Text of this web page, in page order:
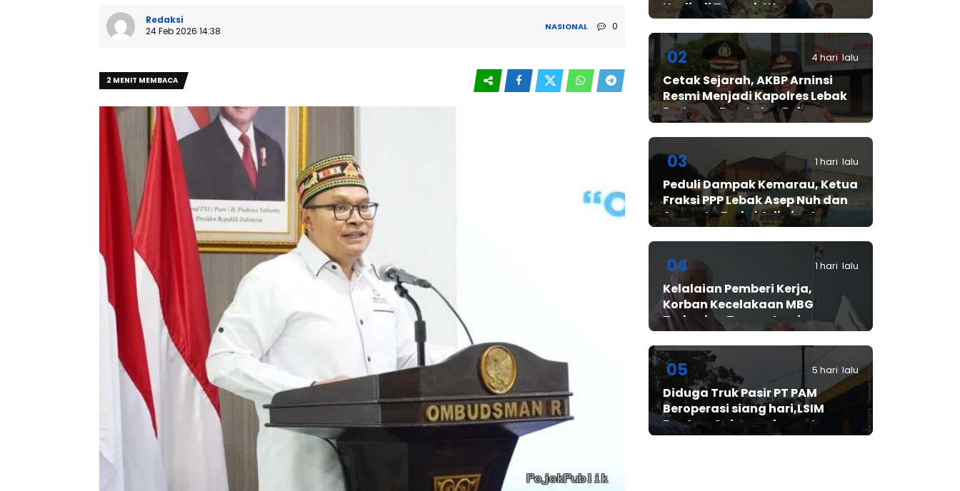
Redaksi
24 Feb 2026 14:38
NASIONAL 0
2 MENIT MEMBACA
Hadir di Tengah Warga
Cibadak
02 4 hari lalu
Cetak Sejarah, AKBP Arninsi
Resmi Menjadi Kapolres Lebak
Pertama Berstatus Polwan
03 1 hari lalu
Peduli Dampak Kemarau, Ketua
Fraksi PPP Lebak Asep Nuh dan
Anggota Fraksi Adiwinata
Kusuma Salurkan Bantuan Air
Bintangresm
04 1 hari lalu
Kelalaian Pemberi Kerja,
Korban Kecelakaan MBG
Terbaring Tanpa Jaminan
05 5 hari lalu
Diduga Truk Pasir PT PAM
Beroperasi siang hari,LSIM
Banten: Gubernur harus turun
tangan